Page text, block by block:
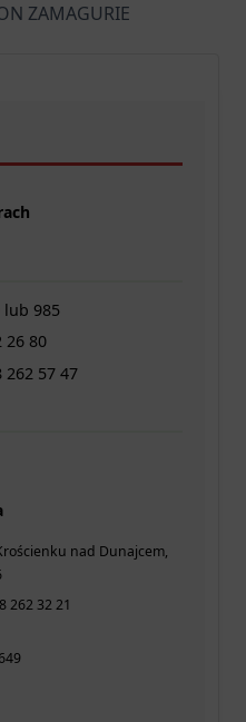
ZAMAGURIE
lub 985
26 80
262 57 47
nad Dunajcem,
262 32 21